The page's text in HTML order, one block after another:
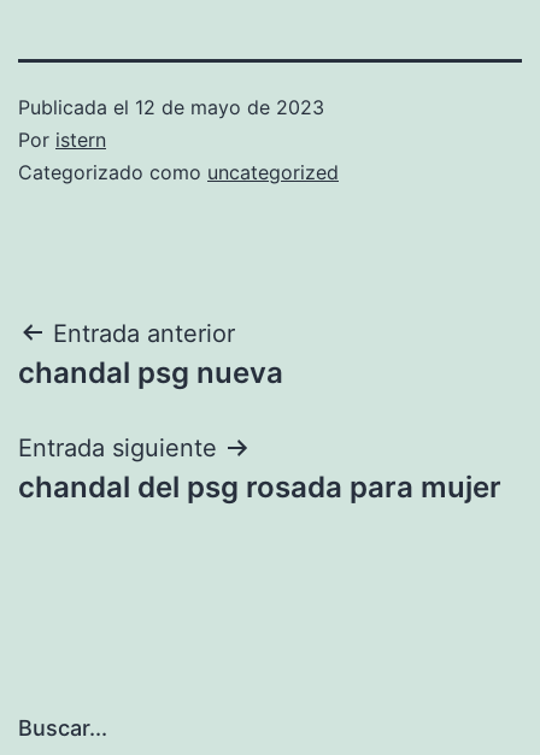
Publicada el 12 de mayo de 2023
Por istern
Categorizado como uncategorized
Navegación
de
entradas
Entrada anterior
chandal psg nueva
Entrada siguiente
chandal del psg rosada para mujer
Buscar...